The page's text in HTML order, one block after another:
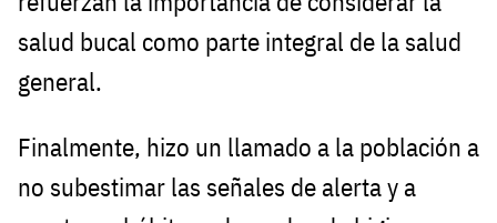
salud bucal como parte integral de la salud
general.
Finalmente, hizo un llamado a la población a
no subestimar las señales de alerta y a